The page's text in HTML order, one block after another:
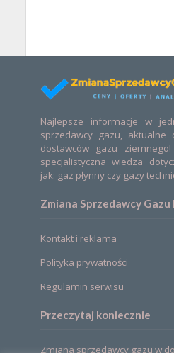
Najlepsze informacje w
sprzedawcy gazu,
dostawców gazu
specjalistyczna wiedza
jak: gaz płynny czy gazy
Zmiana Sprzedawcy Gazu
Kontakt i reklama
Polityka prywatności
Regulamin serwisu
Przeczytaj koniecznie
Zmiana sprzedawcy gazu w